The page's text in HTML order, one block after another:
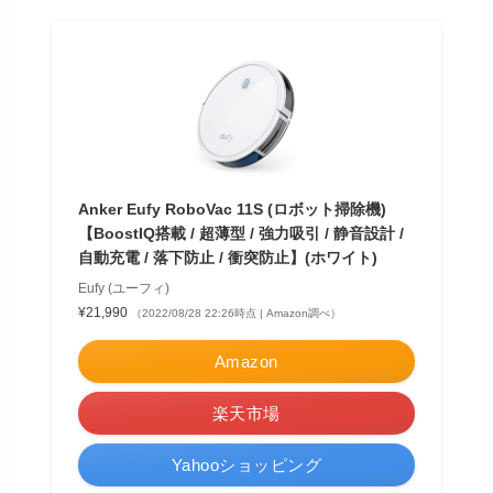
Anker Eufy RoboVac 11S (ロボット掃除機)
【BoostIQ搭載 / 超薄型 / 強力吸引 / 静音設計 /
自動充電 / 落下防止 / 衝突防止】(ホワイト)
Eufy (ユーフィ)
¥21,990
（2022/08/28 22:26時点 | Amazon調べ）
Amazon
楽天市場
Yahooショッピング